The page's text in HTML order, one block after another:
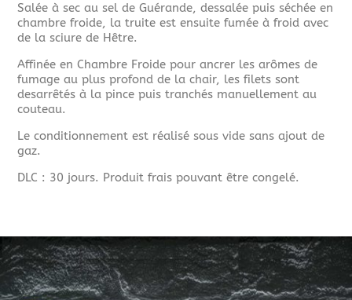
Salée à sec au sel de Guérande, dessalée puis séchée en
chambre froide, la truite est ensuite fumée à froid avec
de la sciure de Hêtre.
Affinée en Chambre Froide pour ancrer les arômes de
fumage au plus profond de la chair, les filets sont
desarrêtés à la pince puis tranchés manuellement au
couteau.
Le conditionnement est réalisé sous vide sans ajout de
gaz.
DLC : 30 jours. Produit frais pouvant être congelé.